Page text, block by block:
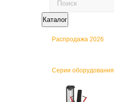
Каталог
Распродажа 2026
Серии оборудования